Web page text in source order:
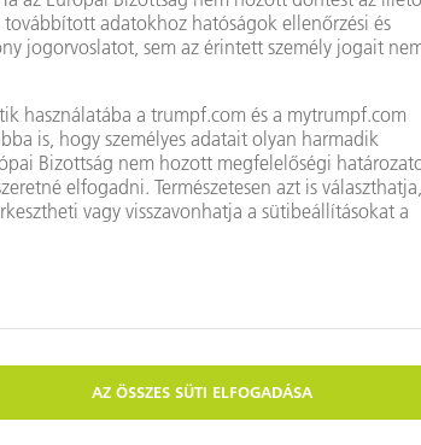
Szakmunkáshiány, rövid szállítási határidők, akadozó
folyamatok? Az S&S Steinhuber cégnél a Flex Cell
szóba sem jöhet.